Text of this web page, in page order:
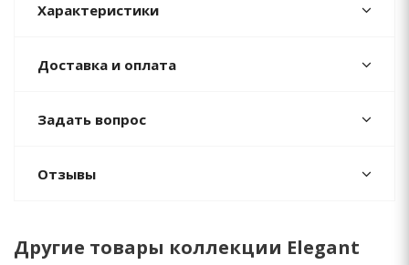
Характеристики
Доставка и оплата
Задать вопрос
Отзывы
Другие товары коллекции Elegant